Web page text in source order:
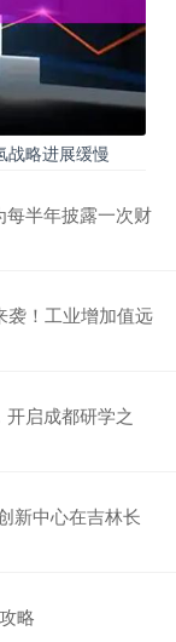
战略进展缓慢
每半年披露一次财
袭！工业增加值远
启成都研学之
新中心在吉林长
略